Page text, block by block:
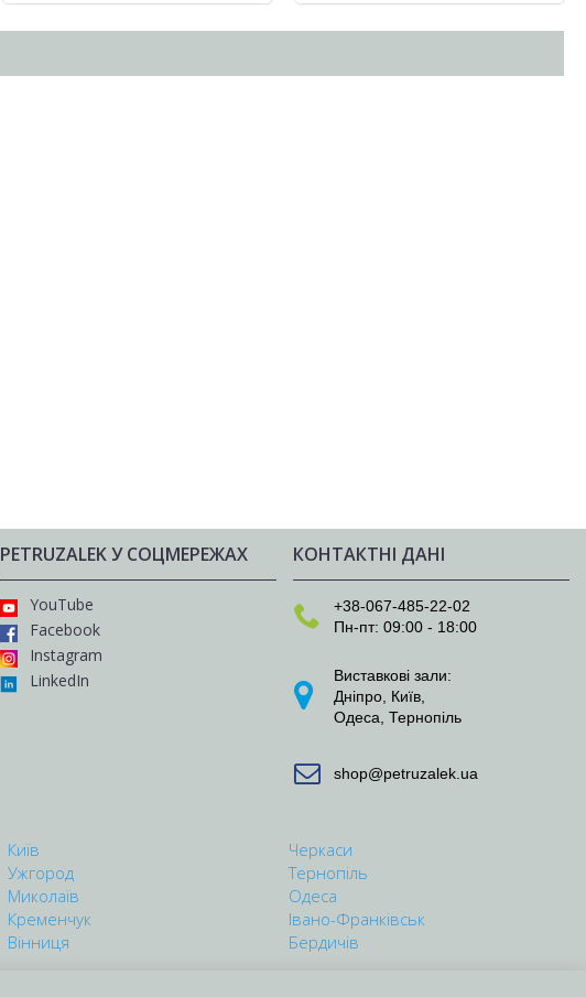
PETRUZALEK У СОЦМЕРЕЖАХ
YouTube
Facebook
Instagram
LinkedIn
КОНТАКТНІ ДАНІ
+38-067-485-22-02
Пн-пт: 09:00 - 18:00
Виставкові зали:
Дніпро Київ
Одеса Тернопіль
shop@petruzalek.ua
Київ
Черкаси
Ужгород
Тернопіль
Миколаїв
Одеса
Кременчук
Івано-Франківськ
Вінниця Бердичів